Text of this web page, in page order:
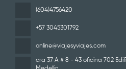
(604)4756420
+57 3045301792
online@viajesyviajes.com
cra 37 A # 8 - 43 oficina 702